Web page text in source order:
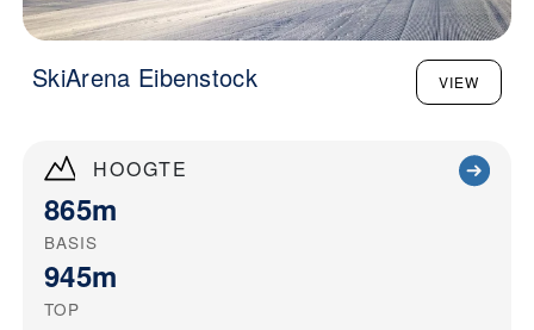
HOOGTE
865m
BASIS
945m
TOP
SkiArena Eibenstock VIEW